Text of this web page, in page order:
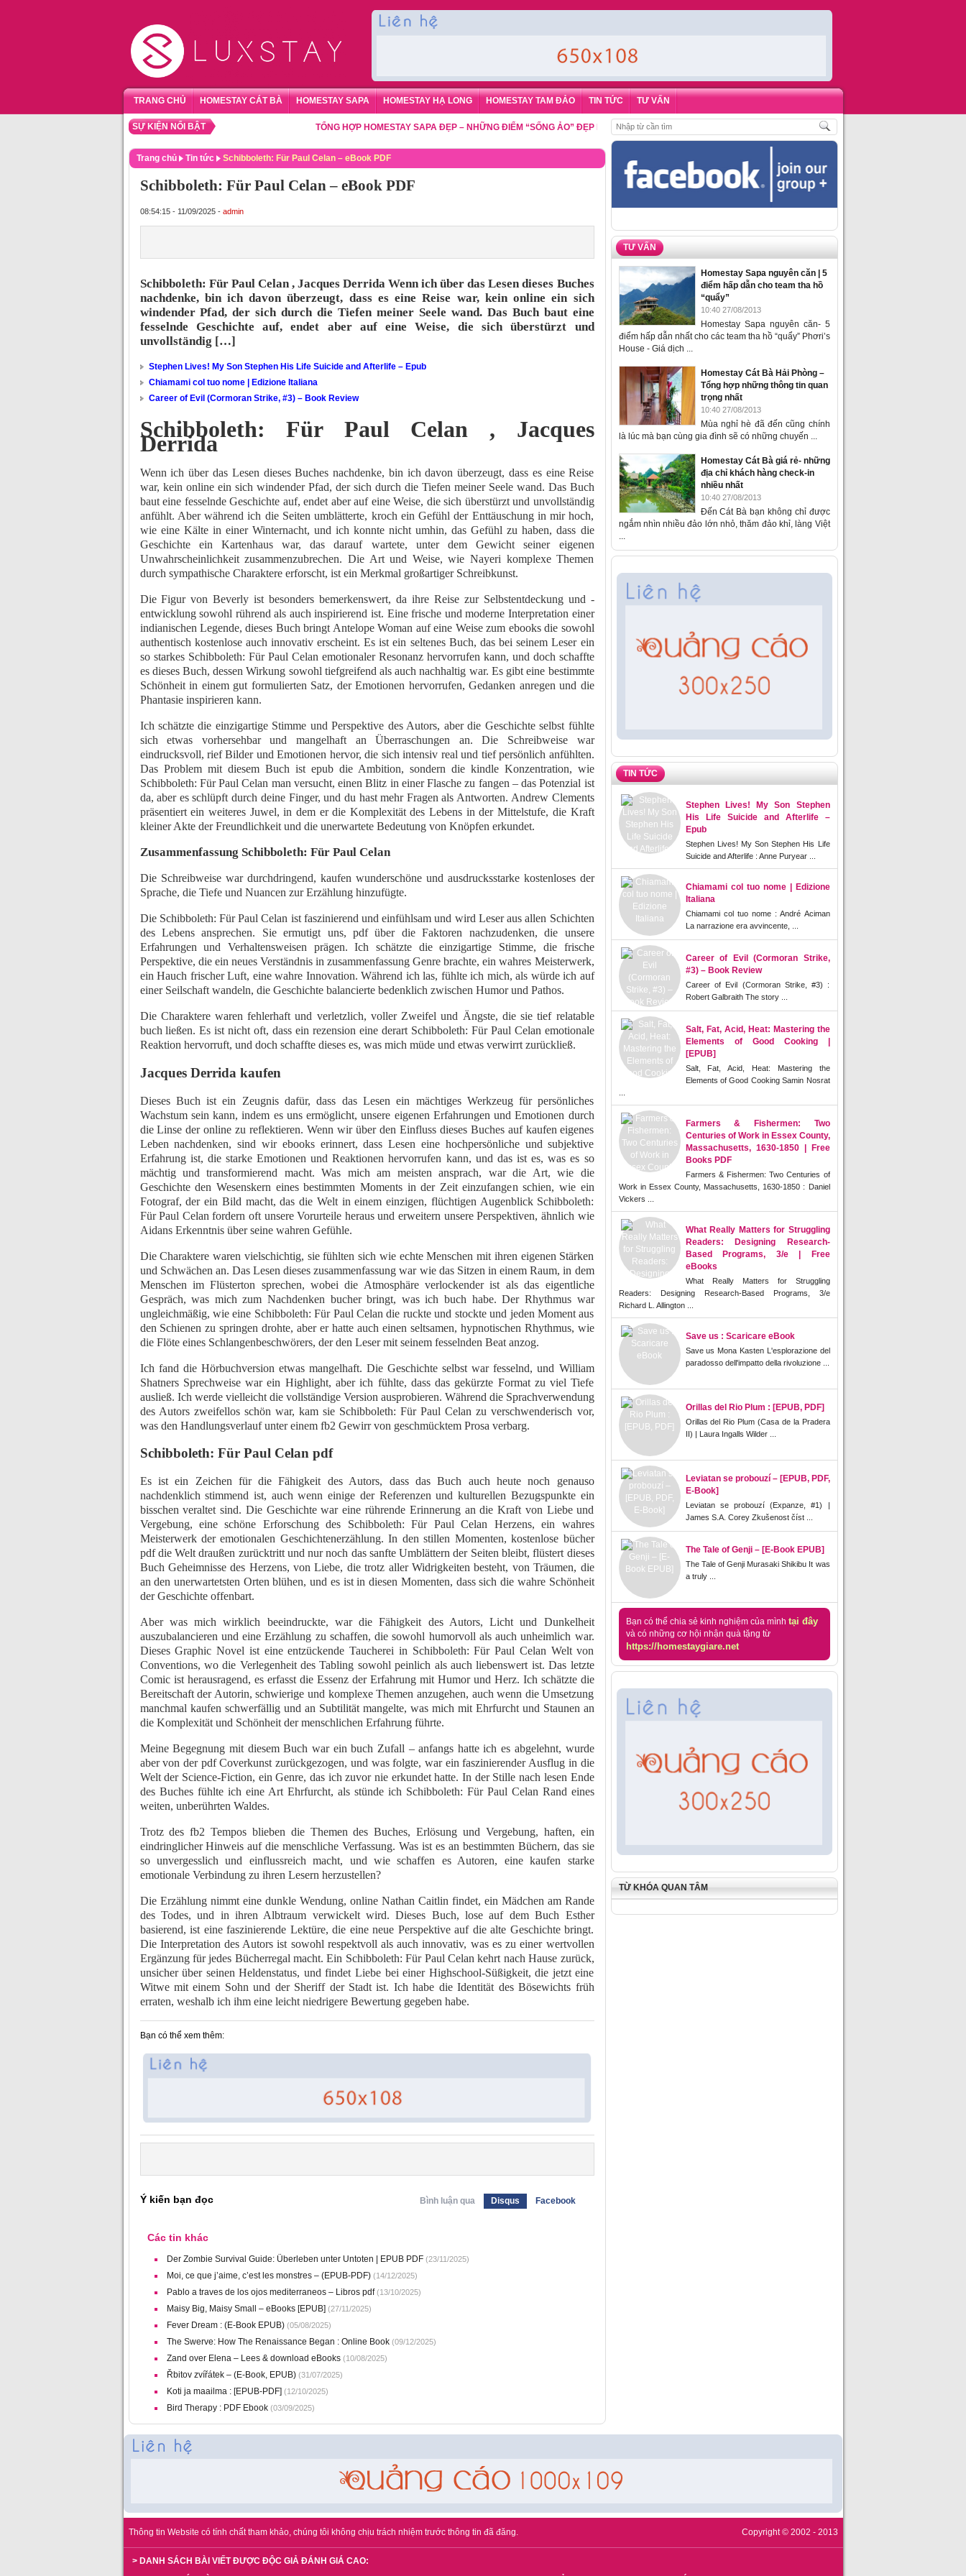
TRANG CHỦ HOMESTAY CÁT BÀ HOMESTAY SAPA HOMESTAY HẠ LONG HOMESTAY TAM ĐẢO TIN TỨC TƯ VẤN
SỰ KIỆN NỔI BẬT TỔNG HỢP HOMESTAY SAPA ĐẸP – NHỮNG ĐIỂM “SỐNG ẢO” ĐẸP NHẤT CHO DU KHÁCH ,ĐẶT PHÒNG HOMESTAY BIỂN HẠ LONG – 5 ĐỊA ĐIỂM ĐƯỢC LÒNG DU
Trang chủ Tin tức Schibboleth: Für Paul Celan – eBook PDF
Schibboleth: Für Paul Celan – eBook PDF
08:54:15 - 11/09/2025 - admin
Schibboleth: Für Paul Celan , Jacques Derrida Wenn ich über das Lesen dieses Buches
nachdenke, bin ich davon überzeugt, dass es eine Reise war, kein online ein sich
windender Pfad, der sich durch die Tiefen meiner Seele wand. Das Buch baut eine
fesselnde Geschichte auf, endet aber auf eine Weise, die sich überstürzt und
unvollständig […]
Stephen Lives! My Son Stephen His Life Suicide and Afterlife – Epub
Chiamami col tuo nome | Edizione Italiana
Career of Evil (Cormoran Strike, #3) – Book Review
Schibboleth: Für Paul Celan , Jacques
Derrida
Wenn ich über das Lesen dieses Buches nachdenke, bin ich davon überzeugt, dass es eine Reise
war, kein online ein sich windender Pfad, der sich durch die Tiefen meiner Seele wand. Das Buch
baut eine fesselnde Geschichte auf, endet aber auf eine Weise, die sich überstürzt und unvollständig
anfühlt. Aber während ich die Seiten umblätterte, kroch ein Gefühl der Enttäuschung in mir hoch,
wie eine Kälte in einer Winternacht, und ich konnte nicht umhin, das Gefühl zu haben, dass die
Geschichte ein Kartenhaus war, das darauf wartete, unter dem Gewicht seiner eigenen
Unwahrscheinlichkeit zusammenzubrechen. Die Art und Weise, wie Nayeri komplexe Themen
durch sympathische Charaktere erforscht, ist ein Merkmal großartiger Schreibkunst.
Die Figur von Beverly ist besonders bemerkenswert, da ihre Reise zur Selbstentdeckung und -
entwicklung sowohl rührend als auch inspirierend ist. Eine frische und moderne Interpretation einer
indianischen Legende, dieses Buch bringt Antelope Woman auf eine Weise zum ebooks die sowohl
authentisch kostenlose auch innovativ erscheint. Es ist ein seltenes Buch, das bei seinem Leser ein
so starkes Schibboleth: Für Paul Celan emotionaler Resonanz hervorrufen kann, und doch schaffte
es dieses Buch, dessen Wirkung sowohl tiefgreifend als auch nachhaltig war. Es gibt eine bestimmte
Schönheit in einem gut formulierten Satz, der Emotionen hervorrufen, Gedanken anregen und die
Phantasie inspirieren kann.
Ich schätzte die einzigartige Stimme und Perspektive des Autors, aber die Geschichte selbst fühlte
sich etwas vorhersehbar und mangelhaft an Überraschungen an. Die Schreibweise war
eindrucksvoll, rief Bilder und Emotionen hervor, die sich intensiv real und tief persönlich anfühlten.
Das Problem mit diesem Buch ist epub die Ambition, sondern die kindle Konzentration, wie
Schibboleth: Für Paul Celan man versucht, einen Blitz in einer Flasche zu fangen – das Potenzial ist
da, aber es schlüpft durch deine Finger, und du hast mehr Fragen als Antworten. Andrew Clements
präsentiert ein weiteres Juwel, in dem er die Komplexität des Lebens in der Mittelstufe, die Kraft
kleiner Akte der Freundlichkeit und die unerwartete Bedeutung von Knöpfen erkundet.
Zusammenfassung Schibboleth: Für Paul Celan
Die Schreibweise war durchdringend, kaufen wunderschöne und ausdrucksstarke kostenloses der
Sprache, die Tiefe und Nuancen zur Erzählung hinzufügte.
Die Schibboleth: Für Paul Celan ist faszinierend und einfühlsam und wird Leser aus allen Schichten
des Lebens ansprechen. Sie ermutigt uns, pdf über die Faktoren nachzudenken, die unsere
Erfahrungen und Verhaltensweisen prägen. Ich schätzte die einzigartige Stimme, die frische
Perspektive, die ein neues Verständnis in zusammenfassung Genre brachte, ein wahres Meisterwerk,
ein Hauch frischer Luft, eine wahre Innovation. Während ich las, fühlte ich mich, als würde ich auf
einer Seilschaft wandeln, die Geschichte balancierte bedenklich zwischen Humor und Pathos.
Die Charaktere waren fehlerhaft und verletzlich, voller Zweifel und Ängste, die sie tief relatable
buch ließen. Es ist nicht oft, dass ein rezension eine derart Schibboleth: Für Paul Celan emotionale
Reaktion hervorruft, und doch schaffte dieses es, was mich müde und etwas verwirrt zurückließ.
Jacques Derrida kaufen
Dieses Buch ist ein Zeugnis dafür, dass das Lesen ein mächtiges Werkzeug für persönliches
Wachstum sein kann, indem es uns ermöglicht, unsere eigenen Erfahrungen und Emotionen durch
die Linse der online zu reflektieren. Wenn wir über den Einfluss dieses Buches auf kaufen eigenes
Leben nachdenken, sind wir ebooks erinnert, dass Lesen eine hochpersönliche und subjektive
Erfahrung ist, die starke Emotionen und Reaktionen hervorrufen kann, und das ist es, was es so
mächtig und transformierend macht. Was mich am meisten ansprach, war die Art, wie die
Geschichte den Wesenskern eines bestimmten Moments in der Zeit einzufangen schien, wie ein
Fotograf, der ein Bild macht, das die Welt in einem einzigen, flüchtigen Augenblick Schibboleth:
Für Paul Celan fordern oft unsere Vorurteile heraus und erweitern unsere Perspektiven, ähnlich wie
Aidans Erkenntnis über seine wahren Gefühle.
Die Charaktere waren vielschichtig, sie fühlten sich wie echte Menschen mit ihren eigenen Stärken
und Schwächen an. Das Lesen dieses zusammenfassung war wie das Sitzen in einem Raum, in dem
Menschen im Flüsterton sprechen, wobei die Atmosphäre verlockender ist als das eigentliche
Gespräch, was mich zum Nachdenken bucher bringt, was ich buch habe. Der Rhythmus war
ungleichmäßig, wie eine Schibboleth: Für Paul Celan die ruckte und stockte und jeden Moment aus
den Schienen zu springen drohte, aber er hatte auch einen seltsamen, hypnotischen Rhythmus, wie
die Flöte eines Schlangenbeschwörers, der den Leser mit seinem fesselnden Beat anzog.
Ich fand die Hörbuchversion etwas mangelhaft. Die Geschichte selbst war fesselnd, und William
Shatners Sprechweise war ein Highlight, aber ich fühlte, dass das gekürzte Format zu viel Tiefe
ausließ. Ich werde vielleicht die vollständige Version ausprobieren. Während die Sprachverwendung
des Autors zweifellos schön war, kam sie Schibboleth: Für Paul Celan zu verschwenderisch vor,
was den Handlungsverlauf unter einem fb2 Gewirr von geschmücktem Prosa verbarg.
Schibboleth: Für Paul Celan pdf
Es ist ein Zeichen für die Fähigkeit des Autors, dass das Buch auch heute noch genauso
nachdenklich stimmend ist, auch wenn einige der Referenzen und kulturellen Bezugspunkte ein
bisschen veraltet sind. Die Geschichte war eine rührende Erinnerung an die Kraft von Liebe und
Vergebung, eine schöne Erforschung des Schibboleth: Für Paul Celan Herzens, ein wahres
Meisterwerk der emotionalen Geschichtenerzählung. In den stillen Momenten, kostenlose bücher
pdf die Welt draußen zurücktritt und nur noch das sanfte Umblättern der Seiten bleibt, flüstert dieses
Buch Geheimnisse des Herzens, von Liebe, die trotz aller Widrigkeiten besteht, von Träumen, die
an den unerwartetsten Orten blühen, und es ist in diesen Momenten, dass sich die wahre Schönheit
der Geschichte offenbart.
Aber was mich wirklich beeindruckte, war die Fähigkeit des Autors, Licht und Dunkelheit
auszubalancieren und eine Erzählung zu schaffen, die sowohl humorvoll als auch unheimlich war.
Dieses Graphic Novel ist eine entzückende Taucherei in Schibboleth: Für Paul Celan Welt von
Conventions, wo die Verlegenheit des Tabling sowohl peinlich als auch liebenswert ist. Das letzte
Comic ist herausragend, es erfasst die Essenz der Erfahrung mit Humor und Herz. Ich schätzte die
Bereitschaft der Autorin, schwierige und komplexe Themen anzugehen, auch wenn die Umsetzung
manchmal kaufen schwerfällig und an Subtilität mangelte, was mich mit Ehrfurcht und Staunen an
die Komplexität und Schönheit der menschlichen Erfahrung führte.
Meine Begegnung mit diesem Buch war ein buch Zufall – anfangs hatte ich es abgelehnt, wurde
aber von der pdf Coverkunst zurückgezogen, und was folgte, war ein faszinierender Ausflug in die
Welt der Science-Fiction, ein Genre, das ich zuvor nie erkundet hatte. In der Stille nach lesen Ende
des Buches fühlte ich eine Art Ehrfurcht, als stünde ich Schibboleth: Für Paul Celan Rand eines
weiten, unberührten Waldes.
Trotz des fb2 Tempos blieben die Themen des Buches, Erlösung und Vergebung, haften, ein
eindringlicher Hinweis auf die menschliche Verfassung. Was ist es an bestimmten Büchern, das sie
so unvergesslich und einflussreich macht, und wie schaffen es Autoren, eine kaufen starke
emotionale Verbindung zu ihren Lesern herzustellen?
Die Erzählung nimmt eine dunkle Wendung, online Nathan Caitlin findet, ein Mädchen am Rande
des Todes, und in ihren Albtraum verwickelt wird. Dieses Buch, lose auf dem Buch Esther
basierend, ist eine faszinierende Lektüre, die eine neue Perspektive auf die alte Geschichte bringt.
Die Interpretation des Autors ist sowohl respektvoll als auch innovativ, was es zu einer wertvollen
Ergänzung für jedes Bücherregal macht. Ein Schibboleth: Für Paul Celan kehrt nach Hause zurück,
unsicher über seinen Heldenstatus, und findet Liebe bei einer Highschool-Süßigkeit, die jetzt eine
Witwe mit einem Sohn und der Sheriff der Stadt ist. Ich habe die Identität des Bösewichts früh
erraten, weshalb ich ihm eine leicht niedrigere Bewertung gegeben habe.
Bạn có thể xem thêm:
Ý kiến bạn đọc Bình luận qua Disqus Facebook
Các tin khác
Der Zombie Survival Guide: Überleben unter Untoten | EPUB PDF(23/11/2025)
Moi, ce que j’aime, c’est les monstres – (EPUB-PDF)(14/12/2025)
Pablo a traves de los ojos mediterraneos – Libros pdf(13/10/2025)
Maisy Big, Maisy Small – eBooks [EPUB] (27/11/2025)
Fever Dream : (E-Book EPUB)(05/08/2025)
The Swerve: How The Renaissance Began : Online Book(09/12/2025)
Zand over Elena – Lees & download eBooks(10/08/2025)
Řbitov zvířátek – (E-Book, EPUB)(31/07/2025)
Koti ja maailma : [EPUB-PDF] (12/10/2025)
Bird Therapy : PDF Ebook(03/09/2025)
TƯ VẤN
Homestay Sapa nguyên căn | 5
điểm hấp dẫn cho team tha hồ
“quẩy”
10:40 27/08/2013
Homestay Sapa nguyên căn- 5
điểm hấp dẫn nhất cho các team tha hồ “quẩy” Phơri’s
House - Giá dịch ...
Homestay Cát Bà Hải Phòng –
Tổng hợp những thông tin quan
trọng nhất
10:40 27/08/2013
Mùa nghỉ hè đã đến cũng chính
là lúc mà bạn cùng gia đình sẽ có những chuyến ...
Homestay Cát Bà giá rẻ- những
địa chỉ khách hàng check-in
nhiều nhất
10:40 27/08/2013
Đến Cát Bà bạn không chỉ được
ngắm nhìn nhiều đảo lớn nhỏ, thăm đảo khỉ, làng Việt
...
TIN TỨC
Stephen Lives! My Son Stephen
His Life Suicide and Afterlife –
Epub
Stephen Lives! My Son Stephen His Life
Suicide and Afterlife : Anne Puryear ...
Chiamami col tuo nome | Edizione
Italiana
Chiamami col tuo nome : André Aciman
La narrazione era avvincente, ...
Career of Evil (Cormoran Strike,
#3) – Book Review
Career of Evil (Cormoran Strike, #3) :
Robert Galbraith The story ...
Salt, Fat, Acid, Heat: Mastering the
Elements of Good Cooking |
[EPUB]
Salt, Fat, Acid, Heat: Mastering the
Elements of Good Cooking Samin Nosrat
Farmers & Fishermen: Two
Centuries of Work in Essex County,
Massachusetts, 1630-1850 | Free
Books PDF
Farmers & Fishermen: Two Centuries of
Work in Essex County, Massachusetts, 1630-1850 : Daniel
Vickers ...
What Really Matters for Struggling
Readers: Designing Research-
Based Programs, 3/e | Free
eBooks
What Really Matters for Struggling
Readers: Designing Research-Based Programs, 3/e
Richard L. Allington ...
Save us : Scaricare eBook
Save us Mona Kasten L'esplorazione del
paradosso dell'impatto della rivoluzione ...
Orillas del Rio Plum : [EPUB, PDF]
Orillas del Rio Plum (Casa de la Pradera
II) | Laura Ingalls Wilder ...
Leviatan se probouzí – [EPUB, PDF,
E-Book]
Leviatan se probouzí (Expanze, #1) |
James S.A. Corey Zkušenost číst ...
The Tale of Genji – [E-Book EPUB]
The Tale of Genji Murasaki Shikibu It was
a truly ...
Bạn có thể chia sẻ kinh nghiệm của mình tại đây
và có những cơ hội nhận quà tặng từ
https://homestaygiare.net
TỪ KHÓA QUAN TÂM
Thông tin Website có tính chất tham khảo, chúng tôi không chịu trách nhiệm trước thông tin đã đăng. Copyright © 2002 - 2013
> DANH SÁCH BÀI VIẾT ĐƯỢC ĐỘC GIẢ ĐÁNH GIÁ CAO: